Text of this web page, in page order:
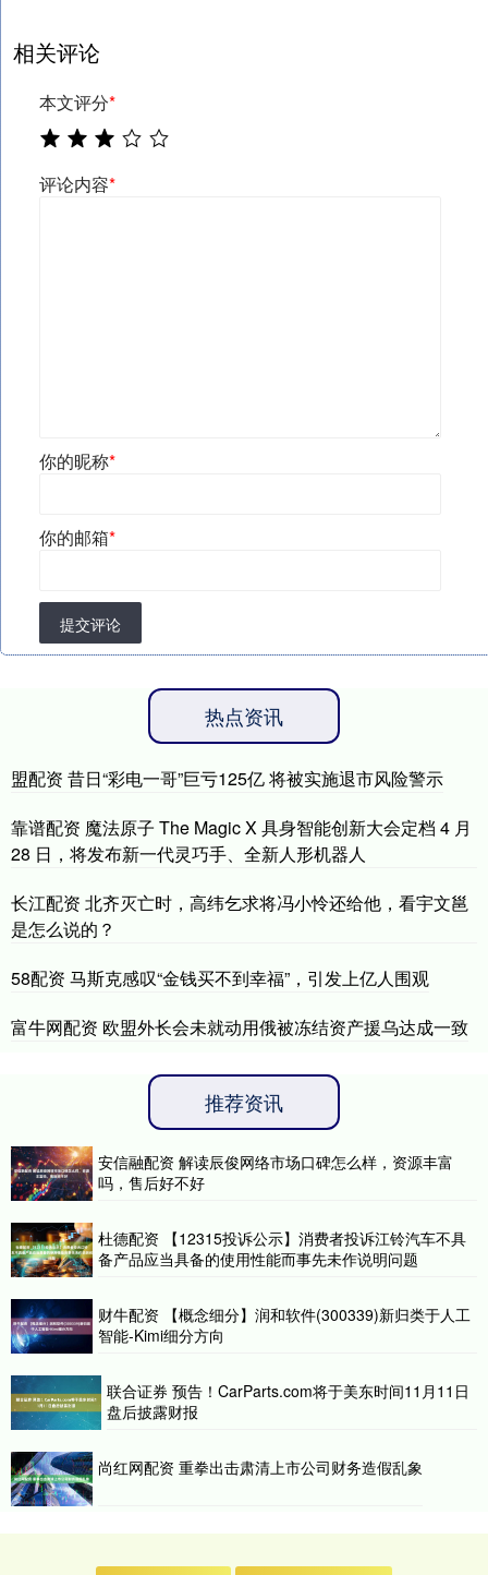
相关评论
本文评分*
评论内容*
你的昵称*
你的邮箱*
提交评论
热点资讯
盟配资 昔日“彩电一哥”巨亏125亿 将被实施退市风险警示
靠谱配资 魔法原子 The Magic X 具身智能创新大会定档 4 月
28 日，将发布新一代灵巧手、全新人形机器人
长江配资 北齐灭亡时，高纬乞求将冯小怜还给他，看宇文邕
是怎么说的？
58配资 马斯克感叹“金钱买不到幸福”，引发上亿人围观
富牛网配资 欧盟外长会未就动用俄被冻结资产援乌达成一致
推荐资讯
安信融配资 解读辰俊网络市场口碑怎么样，资源丰富
吗，售后好不好
杜德配资 【12315投诉公示】消费者投诉江铃汽车不具
备产品应当具备的使用性能而事先未作说明问题
财牛配资 【概念细分】润和软件(300339)新归类于人工
智能-Kimi细分方向
联合证券 预告！CarParts.com将于美东时间11月11日
盘后披露财报
尚红网配资 重拳出击肃清上市公司财务造假乱象